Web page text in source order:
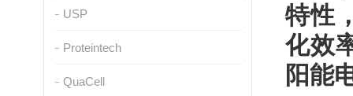
USP
Proteintech
QuaCell
特性
化效
阳能